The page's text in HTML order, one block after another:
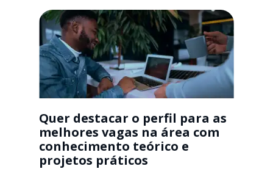
Quer destacar o perfil para as
melhores vagas na área com
conhecimento teórico e
projetos práticos